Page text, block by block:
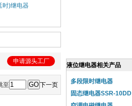
时)继电器
申请源头工厂
至 下一页
液位继电器相关产品
多段限时继电器
固态继电器SSR-10DD